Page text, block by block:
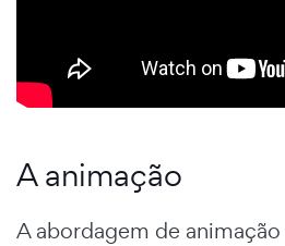
A animação
A abordagem de